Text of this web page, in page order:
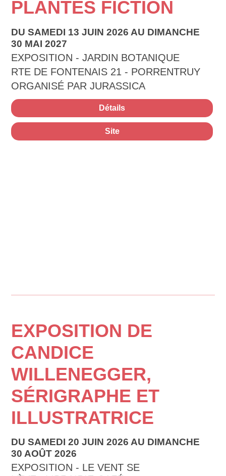
PLANTES FICTION
DU SAMEDI 13 JUIN 2026 AU DIMANCHE
30 MAI 2027
EXPOSITION - JARDIN BOTANIQUE
RTE DE FONTENAIS 21 - PORRENTRUY
ORGANISÉ PAR JURASSICA
Détails
Site
EXPOSITION DE
CANDICE
WILLENEGGER,
SÉRIGRAPHE ET
ILLUSTRATRICE
DU SAMEDI 20 JUIN 2026 AU DIMANCHE
30 AOÛT 2026
EXPOSITION - LE VENT SE